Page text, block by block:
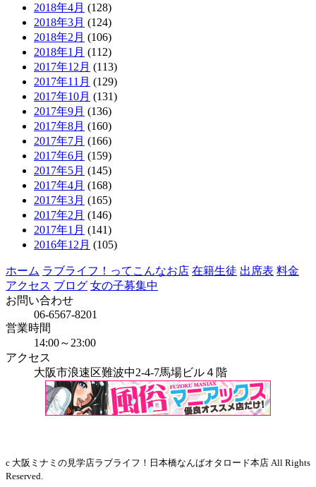
2018年4月 (128)
2018年3月 (124)
2018年2月 (106)
2018年1月 (112)
2017年12月 (113)
2017年11月 (129)
2017年10月 (131)
2017年9月 (136)
2017年8月 (160)
2017年7月 (166)
2017年6月 (159)
2017年5月 (145)
2017年4月 (168)
2017年3月 (165)
2017年2月 (146)
2017年1月 (141)
2016年12月 (105)
ホーム ラブライフ！ってこんなお店 在籍生徒 出席表 料金
アクセス ブログ 女の子募集中
お問い合わせ
06-6567-8201
営業時間
14:00～23:00
アクセス
大阪市浪速区難波中2-4-7馬場ビル４階
c 大阪ミナミの見学店ラブライフ！日本橋なんばオタロード本店 All Rights
Reserved.